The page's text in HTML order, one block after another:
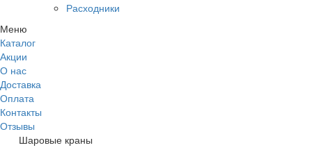
Расходники
Меню
Каталог
Акции
О нас
Доставка
Оплата
Контакты
Отзывы
Шаровые краны